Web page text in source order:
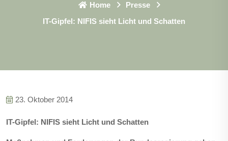
Home
Presse
IT-Gipfel: NIFIS sieht Licht und Schatten
23. Oktober 2014
IT-Gipfel: NIFIS sieht Licht und Schatten